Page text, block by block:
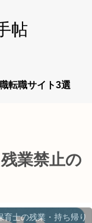
帖
転職サイト3選
業禁止の
育士の残業・持ち帰り